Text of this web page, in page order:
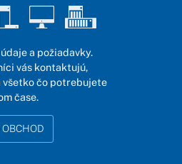
a požiadavky.
vás kontaktujú,
všetko čo potrebujete
čase.